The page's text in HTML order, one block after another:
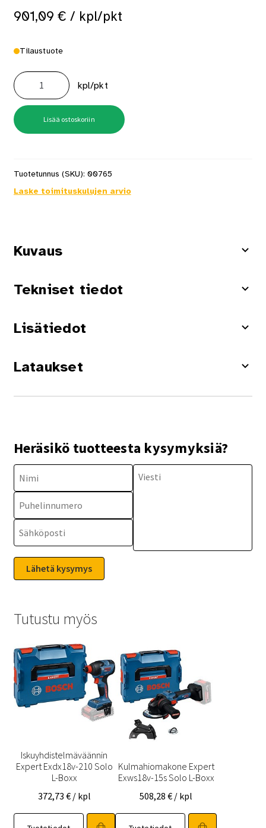
901,09 € / kpl/pkt
Tilaustuote
Akkupaketti
Expert
4x
Exba18v-
55
L-
Boxx
määrä
kpl/pkt
Lisää ostoskoriin
Tuotetunnus (SKU): 00765
Laske toimituskulujen arvio
Kuvaus
Tekniset tiedot
Lisätiedot
Lataukset
Heräsikö tuotteesta kysymyksiä?
Tutustu myös
Iskuyhdistelmäväännin
Expert Exdx18v-210 Solo
L-Boxx
372,73 € / kpl
Kulmahiomakone Expert
Exws18v-15s Solo L-Boxx
508,28€ / kpl